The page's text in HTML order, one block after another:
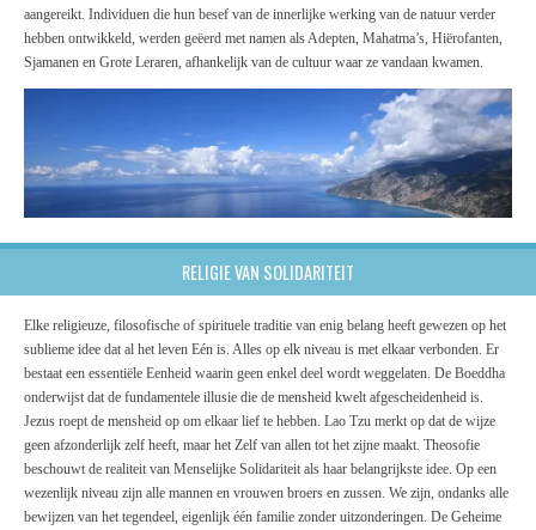
aangereikt. Individuen die hun besef van de innerlijke werking van de natuur verder
hebben ontwikkeld, werden geëerd met namen als Adepten, Mahatma’s, Hiërofanten,
Sjamanen en Grote Leraren, afhankelijk van de cultuur waar ze vandaan kwamen.
RELIGIE VAN SOLIDARITEIT
Elke religieuze, filosofische of spirituele traditie van enig belang heeft gewezen op het
sublieme idee dat al het leven Eén is. Alles op elk niveau is met elkaar verbonden. Er
bestaat een essentiële Eenheid waarin geen enkel deel wordt weggelaten. De Boeddha
onderwijst dat de fundamentele illusie die de mensheid kwelt afgescheidenheid is.
Jezus roept de mensheid op om elkaar lief te hebben. Lao Tzu merkt op dat de wijze
geen afzonderlijk zelf heeft, maar het Zelf van allen tot het zijne maakt. Theosofie
beschouwt de realiteit van Menselijke Solidariteit als haar belangrijkste idee. Op een
wezenlijk niveau zijn alle mannen en vrouwen broers en zussen. We zijn, ondanks alle
bewijzen van het tegendeel, eigenlijk één familie zonder uitzonderingen. De Geheime